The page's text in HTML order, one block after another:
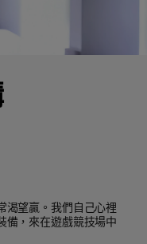
渴望贏。我們自己心裡
備，來在遊戲競技場中